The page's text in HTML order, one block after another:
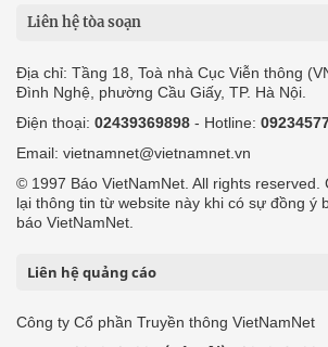
Liên hệ tòa soạn
Địa chỉ: Tầng 18, Toà nhà Cục Viễn thông
Đình Nghệ, phường Cầu Giấy, TP. Hà Nội.
Điện thoại: 02439369898 - Hotline:
Email: vietnamnet@vietnamnet.vn
© 1997 Báo VietNamNet. All rights reserved.
lại thông tin từ website này khi có sự đồng ý
báo VietNamNet.
Liên hệ quảng cáo
Công ty Cổ phần Truyền thông VietNamNet